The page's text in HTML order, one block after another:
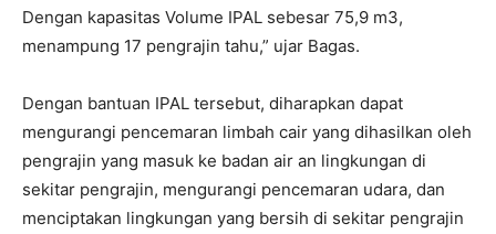
Dengan kapasitas Volume IPAL sebesar 75,9 m3,
menampung 17 pengrajin tahu,” ujar Bagas.
Dengan bantuan IPAL tersebut, diharapkan dapat
mengurangi pencemaran limbah cair yang dihasilkan oleh
pengrajin yang masuk ke badan air an lingkungan di
sekitar pengrajin, mengurangi pencemaran udara, dan
menciptakan lingkungan yang bersih di sekitar pengrajin